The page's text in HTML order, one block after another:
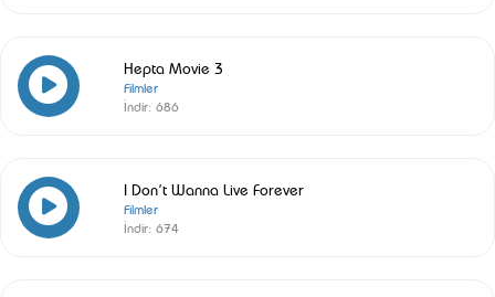
Hepta Movie 3
Filmler
İndir: 686
I Don’t Wanna Live Forever
Filmler
İndir: 674